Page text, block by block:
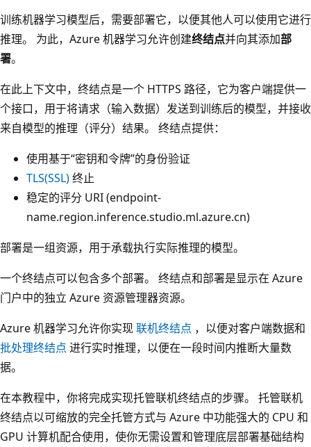
训练机器学习模型后，需要部署它，以便其他人可以使用它进行
推理。 为此，Azure 机器学习允许创建终结点并向其添加部
署。
在此上下文中，终结点是一个 HTTPS 路径，它为客户端提供一
个接口，用于将请求（输入数据）发送到训练后的模型，并接收
来自模型的推理（评分）结果。 终结点提供：
使用基于“密钥和令牌”的身份验证
TLS(SSL)终止
稳定的评分 URI (endpoint-
name.region.inference.studio.ml.azure.cn)
部署是一组资源，用于承载执行实际推理的模型。
一个终结点可以包含多个部署。 终结点和部署是显示在 Azure
门户中的独立 Azure 资源管理器资源。
Azure 机器学习允许你实现联机终结点 ，以便对客户端数据和
批处理终结点 进行实时推理，以便在一段时间内推断大量数
据。
在本教程中，你将完成实现托管联机终结点的步骤。 托管联机
终结点以可缩放的完全托管方式与 Azure 中功能强大的 CPU 和
GPU 计算机配合使用，使你无需设置和管理底层部署基础结构